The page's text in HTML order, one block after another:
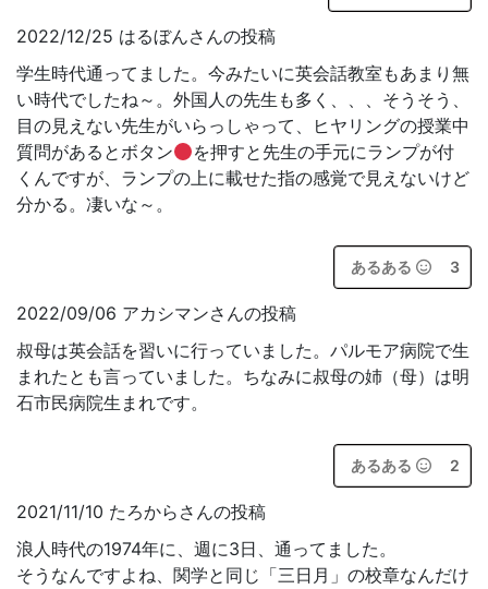
2022/12/25 はるぼんさんの投稿
学生時代通ってました。今みたいに英会話教室もあまり無
い時代でしたね～。外国人の先生も多く、、、そうそう、
目の見えない先生がいらっしゃって、ヒヤリングの授業中
質問があるとボタン
を押すと先生の手元にランプが付
くんですが、ランプの上に載せた指の感覚で見えないけど
分かる。凄いな～。
あるある 3
2022/09/06 アカシマンさんの投稿
叔母は英会話を習いに行っていました。パルモア病院で生
まれたとも言っていました。ちなみに叔母の姉（母）は明
石市民病院生まれです。
あるある 2
2021/11/10 たろからさんの投稿
浪人時代の1974年に、週に3日、通ってました。
そうなんですよね、関学と同じ「三日月」の校章なんだけ